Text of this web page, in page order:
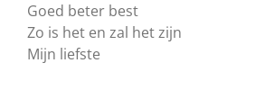
Goed beter best
Zo is het en zal het zijn
Mijn liefste